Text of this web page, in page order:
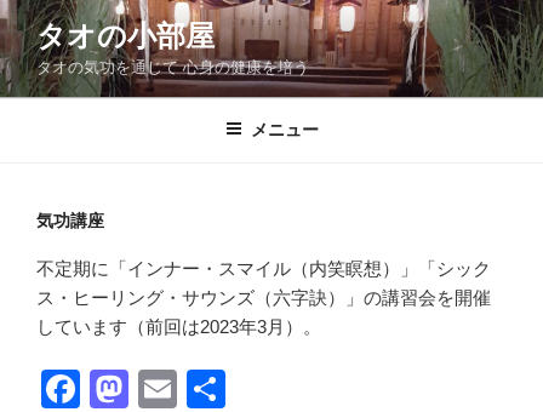
コ
ン
テ
ン
タオの小部屋
タオの気功を通じて 心身の健康を培う
メニュー
気功講座
不定期に「インナー・スマイル（内笑瞑想）」「シック
ス・ヒーリング・サウンズ（六字訣）」の講習会を開催
しています（前回は2023年3月）。
F
M E